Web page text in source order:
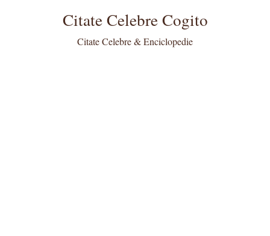
Citate Celebre Cogito
Citate Celebre & Enciclopedie